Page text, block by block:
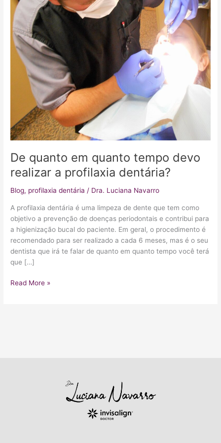
De quanto em quanto tempo devo
realizar a profilaxia dentária?
Blog, profilaxia dentária / Dra. Luciana Navarro
A profilaxia dentária é uma limpeza de dente que tem como
objetivo a prevenção de doenças periodontais e contribui para
a higienização bucal do paciente. Em geral, o procedimento é
recomendado para ser realizado a cada 6 meses, mas é o seu
dentista que irá te falar de quanto em quanto tempo você terá
que […]
realizar
a
profilaxia
dentária?
Read More »